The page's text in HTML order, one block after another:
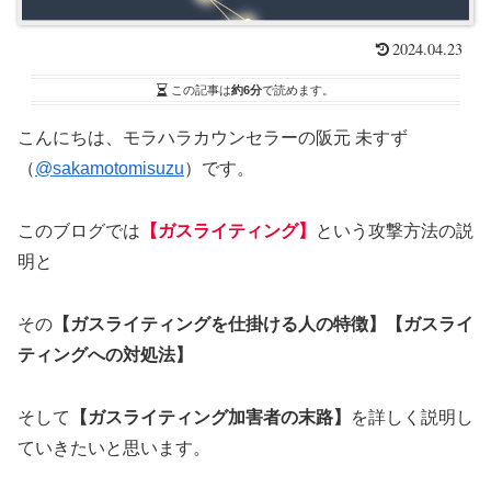
2024.04.23
この記事は約6分で読めます。
こんにちは、モラハラカウンセラーの阪元 未すず
（@sakamotomisuzu）です。
このブログでは 【ガスライティング】
という攻撃方法の説
明と
その 【ガスライティングを仕掛ける人の特徴】【ガスライ
ティングへの対処法】
そして 【ガスライティング加害者の末路】
を詳しく説明し
ていきたいと思います。